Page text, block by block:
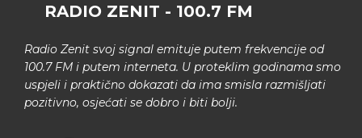
RADIO ZENIT - 100.7 FM
Radio Zenit svoj signal emituje putem frekvencije od
100.7 FM i putem interneta. U proteklim godinama smo
uspjeli i praktično dokazati da ima smisla razmišljati
pozitivno, osjećati se dobro i biti bolji.